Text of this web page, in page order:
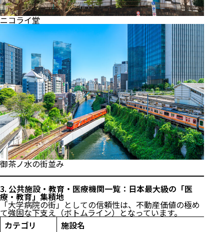
ニコライ堂
御茶ノ水の街並み
3. 公共施設・教育・医療機関一覧：日本最大級の「医
療・教育」集積地
「大学病院の街」としての信頼性は、不動産価値の極め
て強固な下支え（ボトムライン）となっています。
カテゴリ
施設名